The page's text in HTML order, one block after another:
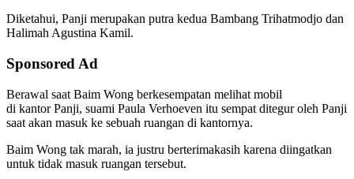
Diketahui, Panji merupakan putra kedua Bambang Trihatmodjo dan
Halimah Agustina Kamil.
Sponsored Ad
Berawal saat Baim Wong berkesempatan melihat mobil
di kantor Panji, suami Paula Verhoeven itu sempat ditegur oleh Panji
saat akan masuk ke sebuah ruangan di kantornya.
Baim Wong tak marah, ia justru berterimakasih karena diingatkan
untuk tidak masuk ruangan tersebut.